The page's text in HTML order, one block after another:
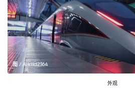
图 / Aiklld2364
外观